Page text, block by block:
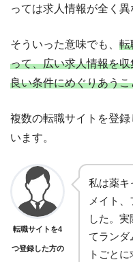
っては求人情報が全く異
そういった意味でも、 転
って、広い求人情報を
良い条件にめぐりあう
複数の転職サイトを登
います。
転職サイトを4
つ登録した方の
私は薬キ
メイト
した。
てランダ
トごと